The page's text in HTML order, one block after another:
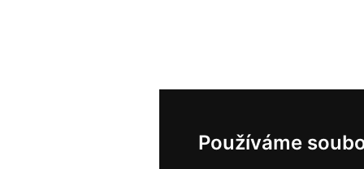
Používáme